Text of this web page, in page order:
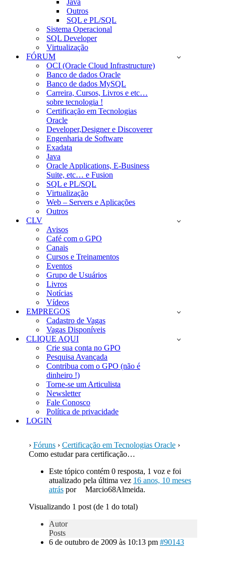
Java
Outros
SQL e PL/SQL
Sistema Operacional
SQL Developer
Virtualização
FÓRUM
OCI (Oracle Cloud Infrastructure)
Banco de dados Oracle
Banco de dados MySQL
Carreira, Cursos, Livros e etc…
sobre tecnologia !
Certificação em Tecnologias
Oracle
Developer,Designer e Discoverer
Engenharia de Software
Exadata
Java
Oracle Applications, E-Business
Suite, etc… e Fusion
SQL e PL/SQL
Virtualização
Web – Servers e Aplicações
Outros
CLV
Avisos
Café com o GPO
Canais
Cursos e Treinamentos
Eventos
Grupo de Usuários
Livros
Notícias
Vídeos
EMPREGOS
Cadastro de Vagas
Vagas Disponíveis
CLIQUE AQUI
Crie sua conta no GPO
Pesquisa Avançada
Contribua com o GPO (não é
dinheiro !)
Torne-se um Articulista
Newsletter
Fale Conosco
Política de privacidade
LOGIN
› Fóruns › Certificação em Tecnologias Oracle ›
Como estudar para certificação…
Este tópico contém 0 resposta, 1 voz e foi
atualizado pela última vez 16 anos, 10 meses
atráspor
Marcio68Almeida.
Visualizando 1 post (de 1 do total)
Autor
Posts
6 de outubro de 2009 às 10:13 pm #90143